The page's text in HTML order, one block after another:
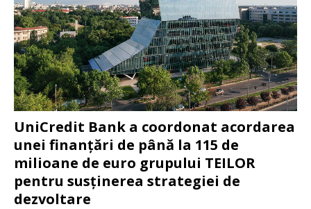
UniCredit Bank a coordonat acordarea
unei finanțări de până la 115 de
milioane de euro grupului TEILOR
pentru susținerea strategiei de
dezvoltare